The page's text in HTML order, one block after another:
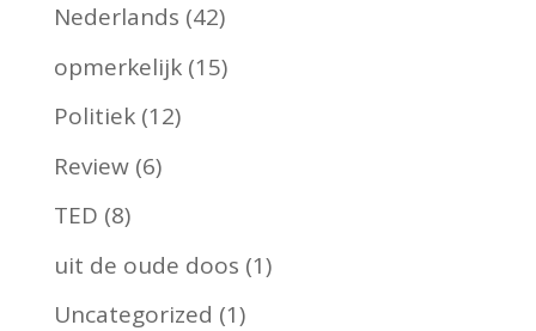
Nederlands (42)
opmerkelijk(15)
Politiek(12)
Review(6)
TED (8)
uit de oude doos (1)
Uncategorized (1)